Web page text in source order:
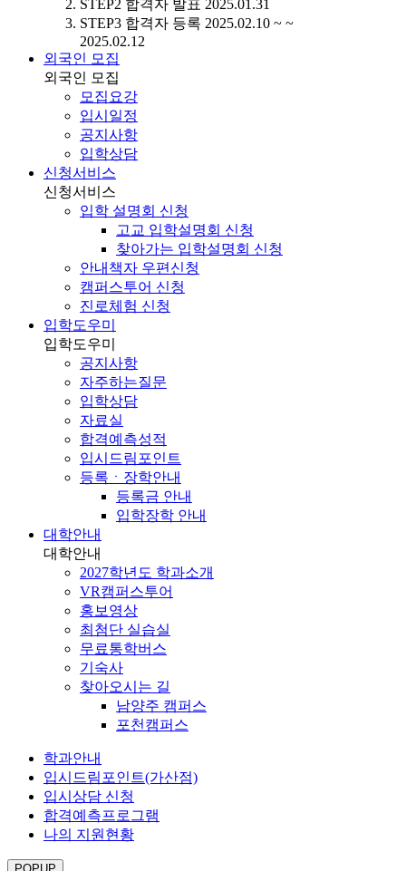
STEP2 합격자 발표 2025.01.31
STEP3 합격자 등록 2025.02.10 ~ ~
2025.02.12
외국인 모집
외국인 모집
모집요강
입시일정
공지사항
입학상담
신청서비스
신청서비스
입학 설명회 신청
고교 입학설명회 신청
찾아가는 입학설명회 신청
안내책자 우편신청
캠퍼스투어 신청
진로체험 신청
입학도우미
입학도우미
공지사항
자주하는질문
입학상담
자료실
합격예측성적
입시드림포인트
등록ㆍ장학안내
등록금 안내
입학장학 안내
대학안내
대학안내
2027학년도 학과소개
VR캠퍼스투어
홍보영상
최첨단 실습실
무료통학버스
기숙사
찾아오시는 길
남양주 캠퍼스
포천캠퍼스
학과안내
입시드림포인트(가산점)
입시상담 신청
합격예측프로그램
나의 지원현황